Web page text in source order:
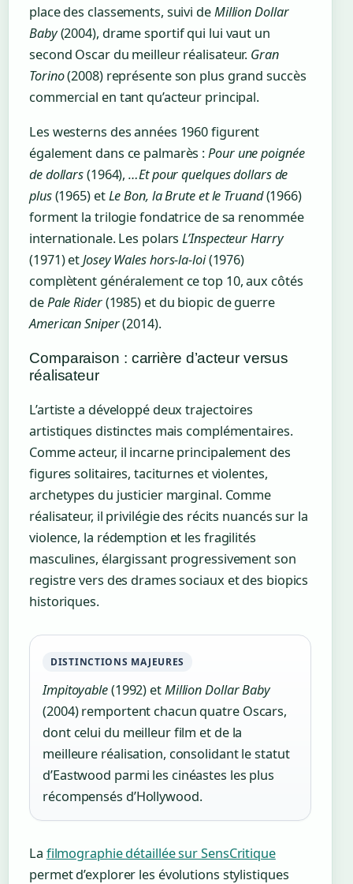
place des classements, suivi deMillion Dollar
Baby(2004), drame sportif qui lui vaut un
second Oscar du meilleur réalisateur. Gran
Torino(2008) représente son plus grand succès
commercial en tant qu’acteur principal.
Les westerns des années 1960 figurent
également dans ce palmarès :Pour une poignée
de dollars(1964),…Et pour quelques dollars de
plus(1965) etLe Bon, la Brute et le Truand(1966)
forment la trilogie fondatrice de sa renommée
internationale. Les polarsL’Inspecteur Harry
(1971) etJosey Wales hors-la-loi(1976)
complètent généralement ce top 10, aux côtés
dePale Rider(1985) et du biopic de guerre
American Sniper(2014).
Comparaison : carrière d’acteur versus
réalisateur
L’artiste a développé deux trajectoires
artistiques distinctes mais complémentaires.
Comme acteur, il incarne principalement des
figures solitaires, taciturnes et violentes,
archetypes du justicier marginal. Comme
réalisateur, il privilégie des récits nuancés sur la
violence, la rédemption et les fragilités
masculines, élargissant progressivement son
registre vers des drames sociaux et des biopics
historiques.
DISTINCTIONS MAJEURES
Impitoyable(1992) etMillion Dollar Baby
(2004) remportent chacun quatre Oscars,
dont celui du meilleur film et de la
meilleure réalisation, consolidant le statut
d’Eastwood parmi les cinéastes les plus
récompensés d’Hollywood.
La filmographie détaillée sur SensCritique
permet d’explorer les évolutions stylistiques